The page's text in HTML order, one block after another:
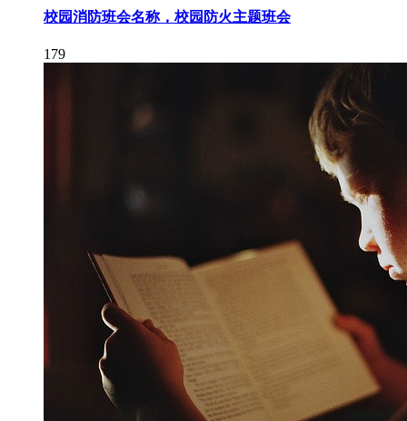
校园消防班会名称，校园防火主题班会
179